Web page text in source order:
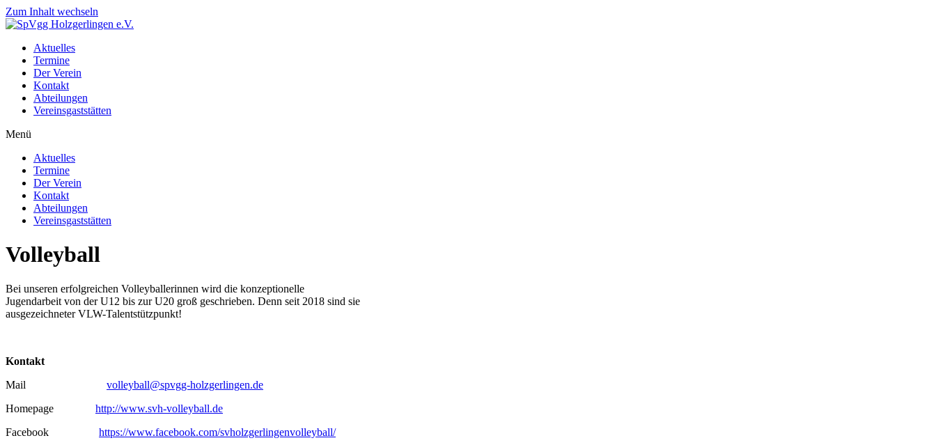
Zum Inhalt wechseln
Aktuelles
Termine
Der Verein
Kontakt
Abteilungen
Vereinsgaststätten
Menü
Aktuelles
Termine
Der Verein
Kontakt
Abteilungen
Vereinsgaststätten
Volleyball
Bei unseren erfolgreichen Volleyballerinnen wird die konzeptionelle
Jugendarbeit von der U12 bis zur U20 groß geschrieben. Denn seit 2018 sind sie
ausgezeichneter VLW-Talentstützpunkt!
Kontakt
Mail
volleyball@spvgg-holzgerlingen.de
Homepage
http://www.svh-volleyball.de
Facebook
https://www.facebook.com/svholzgerlingenvolleyball/